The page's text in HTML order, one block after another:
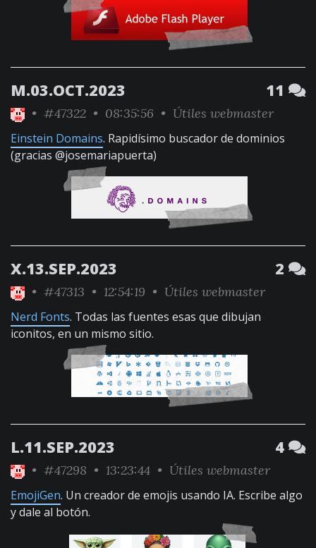
M.03.OCT.2023 11
• #47322 • 08:35:56 • Útiles webmaster
Einstein Domains. Rapidísimo buscador de dominios
(gracias @josemariapuerta)
X.13.SEP.2023 2
• #47313 • 12:54:19 • Útiles webmaster
Nerd Fonts. Todas las fuentes esas que dibujan
iconitos, en un mismo sitio.
L.11.SEP.2023 4
• #47298 • 13:23:44 • Útiles webmaster
EmojiGen. Un creador de emojis usando IA. Escribe algo
y dale al botón.